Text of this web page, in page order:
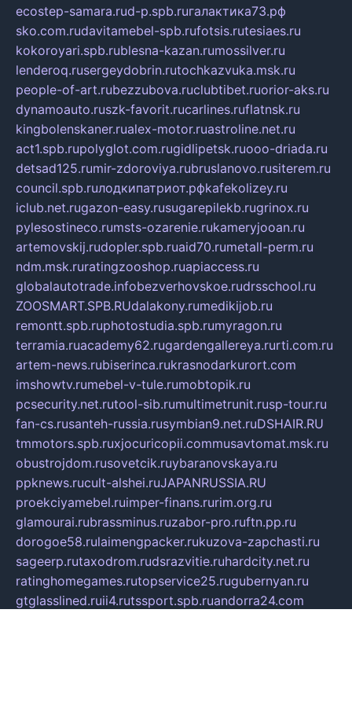
ecostep-samara.rud-p.spb.ruгалактика73.рф
sko.com.rudavitamebel-spb.rufotsis.rutesiaes.ru
kokoroyari.spb.rublesna-kazan.rumossilver.ru
lenderoq.rusergeydobrin.rutochkazvuka.msk.ru
people-of-art.rubezzubova.ruclubtibet.ruorior-aks.ru
dynamoauto.ruszk-favorit.rucarlines.ruflatnsk.ru
kingbolenskaner.rualex-motor.ruastroline.net.ru
act1.spb.rupolyglot.com.rugidlipetsk.ruooo-driada.ru
detsad125.rumir-zdoroviya.rubruslanovo.rusiterem.ru
council.spb.ruлодкипатриот.рфkafekolizey.ru
iclub.net.rugazon-easy.rusugarepilekb.rugrinox.ru
pylesostineco.rumsts-ozarenie.rukameryjooan.ru
artemovskij.rudopler.spb.ruaid70.rumetall-perm.ru
ndm.msk.ruratingzooshop.ruapiaccess.ru
globalautotrade.infobezverhovskoe.rudrsschool.ru
ZOOSMART.SPB.RUdalakony.rumedikijob.ru
remontt.spb.ruphotostudia.spb.rumyragon.ru
terramia.ruacademy62.rugardengallereya.rurti.com.ru
artem-news.rubiserinca.rukrasnodarkurort.com
imshowtv.rumebel-v-tule.rumobtopik.ru
pcsecurity.net.rutool-sib.rumultimetrunit.rusp-tour.ru
fan-cs.rusanteh-russia.rusymbian9.net.ruDSHAIR.RU
tmmotors.spb.ruxjocuricopii.commusavtomat.msk.ru
obustrojdom.rusovetcik.ruybaranovskaya.ru
ppknews.rucult-alshei.ruJAPANRUSSIA.RU
proekciyamebel.ruimper-finans.rurim.org.ru
glamourai.rubrassminus.ruzabor-pro.ruftn.pp.ru
dorogoe58.rulaimengpacker.rukuzova-zapchasti.ru
sageerp.rutaxodrom.rudsrazvitie.ruhardcity.net.ru
ratinghomegames.rutopservice25.rugubernyan.ru
gtglasslined.ruii4.rutssport.spb.ruandorra24.com